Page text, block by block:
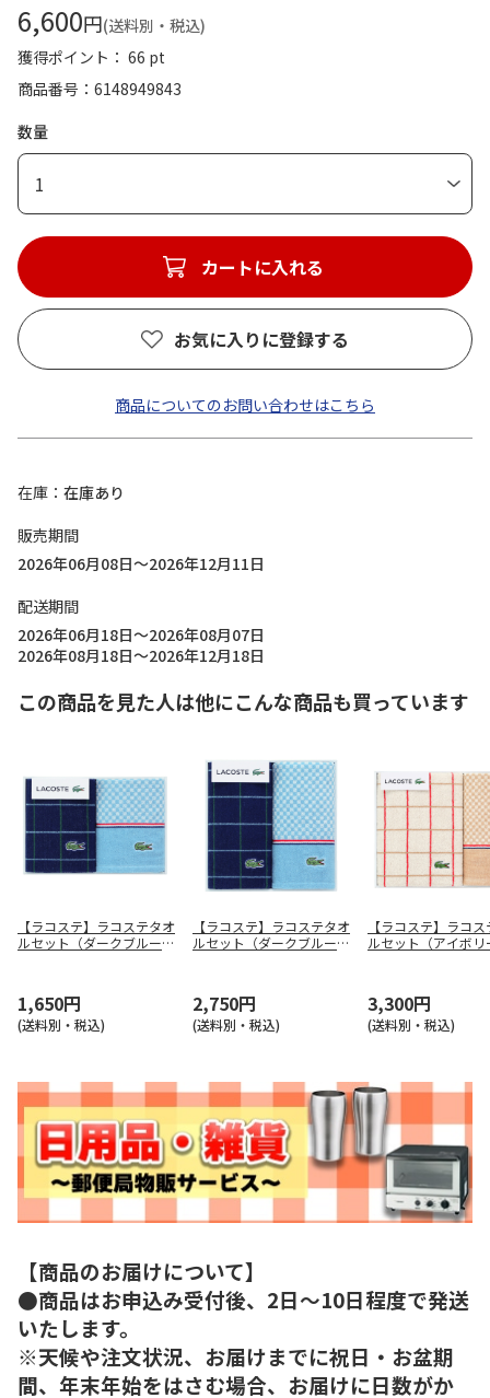
6,600円(送料別・税込)
獲得ポイント： 66 pt
商品番号
6148949843
数量
1
カートに入れる
お気に入りに登録する
商品についてのお問い合わせはこちら
在庫
在庫あり
販売期間
2026年06月08日～2026年12月11日
配送期間
2026年06月18日～2026年08月07日
2026年08月18日～2026年12月18日
この商品を見た人は他にこんな商品も買っています
【ラコステ】ラコステタオ
ルセット（ダークブルー）
1,650円
(送料別・税込)
【ラコステ】ラコステタオ
ルセット（ダークブルー）
2,750円
(送料別・税込)
【ラコステ】ラコ
ルセット（アイボ
3,300円
(送料別・税込)
【商品のお届けについて】
●商品はお申込み受付後、2日～10日程度で発送
いたします。
※天候や注文状況、お届けまでに祝日・お盆期
間、年末年始をはさむ場合、お届けに日数がか